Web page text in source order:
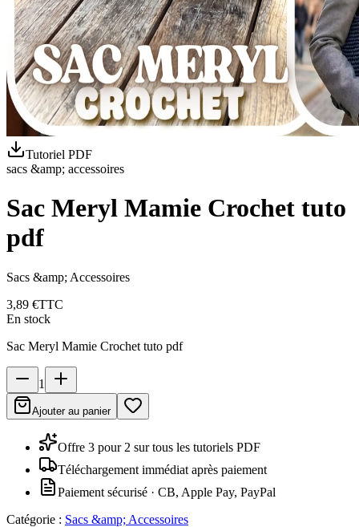
Tutoriel PDF
sacs &amp; accessoires
Sac Meryl Mamie Crochet tuto
pdf
Sacs &amp; Accessoires
3,89 €TTC
En stock
Sac Meryl Mamie Crochet tuto pdf
1
Ajouter au panier
Offre 3 pour 2 sur tous les tutoriels PDF
Téléchargement immédiat après paiement
Paiement sécurisé · CB, Apple Pay, PayPal
Catégorie : Sacs &amp; Accessoires